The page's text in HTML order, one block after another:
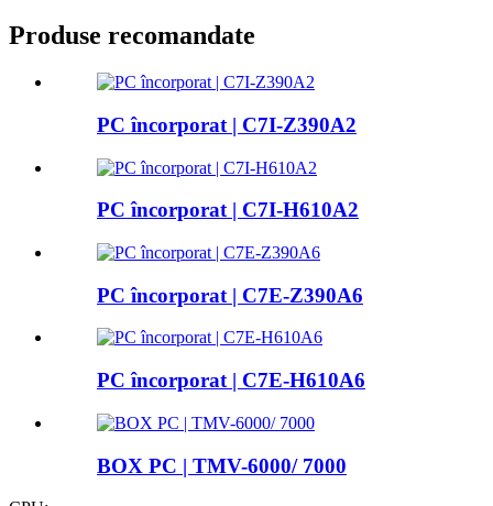
Produse recomandate
PC încorporat | C7I-Z390A2
PC încorporat | C7I-H610A2
PC încorporat | C7E-Z390A6
PC încorporat | C7E-H610A6
BOX PC | TMV-6000/ 7000